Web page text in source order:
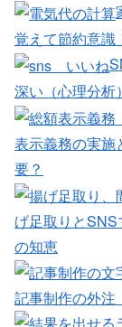
覚えて節約意識
深い（心理分析）
表示義務の実
要？
げ足取りと
の知恵
記事制作の外注